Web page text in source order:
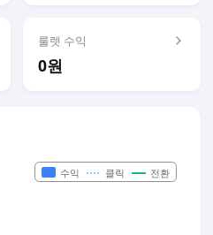
룰렛 수익
0원